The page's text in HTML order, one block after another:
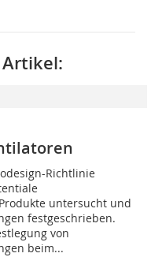
Richtlinie
untersucht und
festgeschrieben.
von
beim...